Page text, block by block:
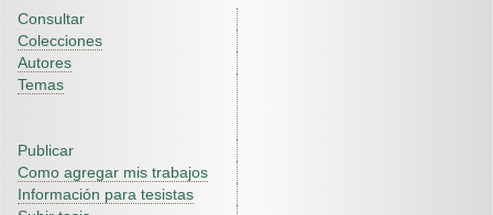
Consultar
Colecciones
Autores
Temas
Publicar
Como agregar mis trabajos
Información para tesistas